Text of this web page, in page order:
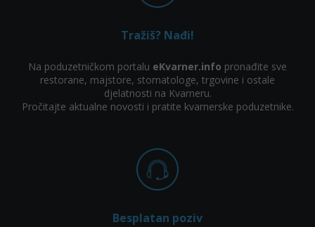
Tražiš? Nađi!
Na poduzetničkom portalu eKvarner.info pronađite sve
restorane, majstore, stomatologe, trgovine i ostale
djelatnosti na Kvarneru.
Pročitajte aktualne novosti i pratite kvarnerske poduzetnike.
Besplatan poziv